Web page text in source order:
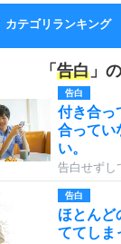
カテゴリランキング
「 告白 」
告白
付き合っ
合ってい
い。
告白せずし
告白
ほとんど
ててしま